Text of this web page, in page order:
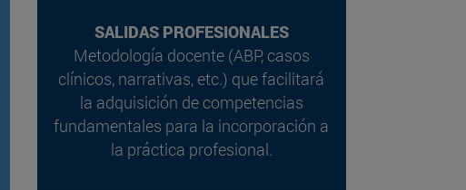
SALIDAS PROFESIONALES
Metodología docente (ABP, casos
clínicos, narrativas, etc.) que facilitará
la adquisición de competencias
fundamentales para la incorporación a
la práctica profesional.